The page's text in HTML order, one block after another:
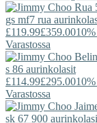
gs mf7 rua
£119.99£359.00
Varastossa
s 86 aurinkolasit
£114.99£295.00
Varastossa
sk 67 900